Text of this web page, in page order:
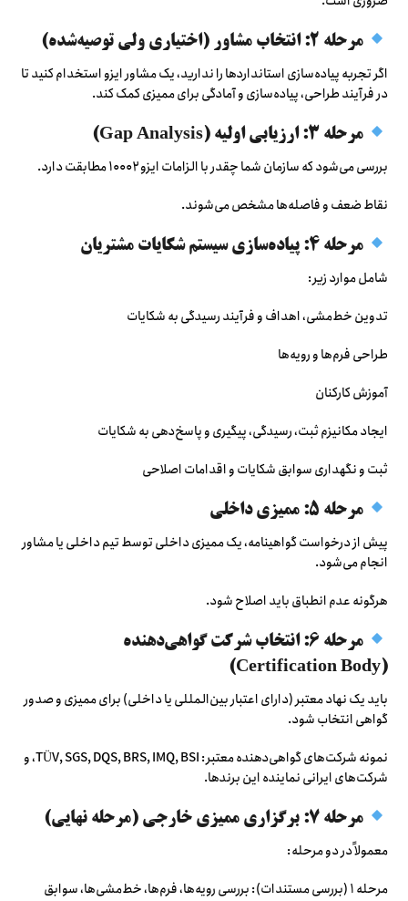
مرحله ۲: انتخاب مشاور (اختیاری ولی توصیه‌شده)
اگر تجربه پیاده‌سازی استانداردها را ندارید، یک مشاور ایزو استخدام کنید تا
در فرآیند طراحی، پیاده‌سازی و آمادگی برای ممیزی کمک کند.
مرحله ۳: ارزیابی اولیه (Gap Analysis)
بررسی می‌شود که سازمان شما چقدر با الزامات ایزو ۱۰۰۰۲ مطابقت دارد.
نقاط ضعف و فاصله‌ها مشخص می‌شوند.
مرحله ۴: پیاده‌سازی سیستم شکایات مشتریان
شامل موارد زیر:
تدوین خط‌مشی، اهداف و فرآیند رسیدگی به شکایات
طراحی فرم‌ها و رویه‌ها
آموزش کارکنان
ایجاد مکانیزم ثبت، رسیدگی، پیگیری و پاسخ‌دهی به شکایات
ثبت و نگهداری سوابق شکایات و اقدامات اصلاحی
مرحله ۵: ممیزی داخلی
پیش از درخواست گواهینامه، یک ممیزی داخلی توسط تیم داخلی یا مشاور
انجام می‌شود.
هرگونه عدم انطباق باید اصلاح شود.
مرحله ۶: انتخاب شرکت گواهی‌دهنده
(Certification Body)
باید یک نهاد معتبر (دارای اعتبار بین‌المللی یا داخلی) برای ممیزی و صدور
گواهی انتخاب شود.
نمونه شرکت‌های گواهی‌دهنده معتبر: TÜV, SGS, DQS, BRS, IMQ, BSI، و
شرکت‌های ایرانی نماینده این برندها.
مرحله ۷: برگزاری ممیزی خارجی (مرحله نهایی)
معمولاً در دو مرحله:
مرحله ۱ (بررسی مستندات): بررسی رویه‌ها، فرم‌ها، خط‌مشی‌ها، سوابق